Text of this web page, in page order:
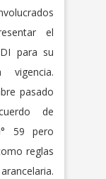
el
para su
pasado
de
59 pero
reglas